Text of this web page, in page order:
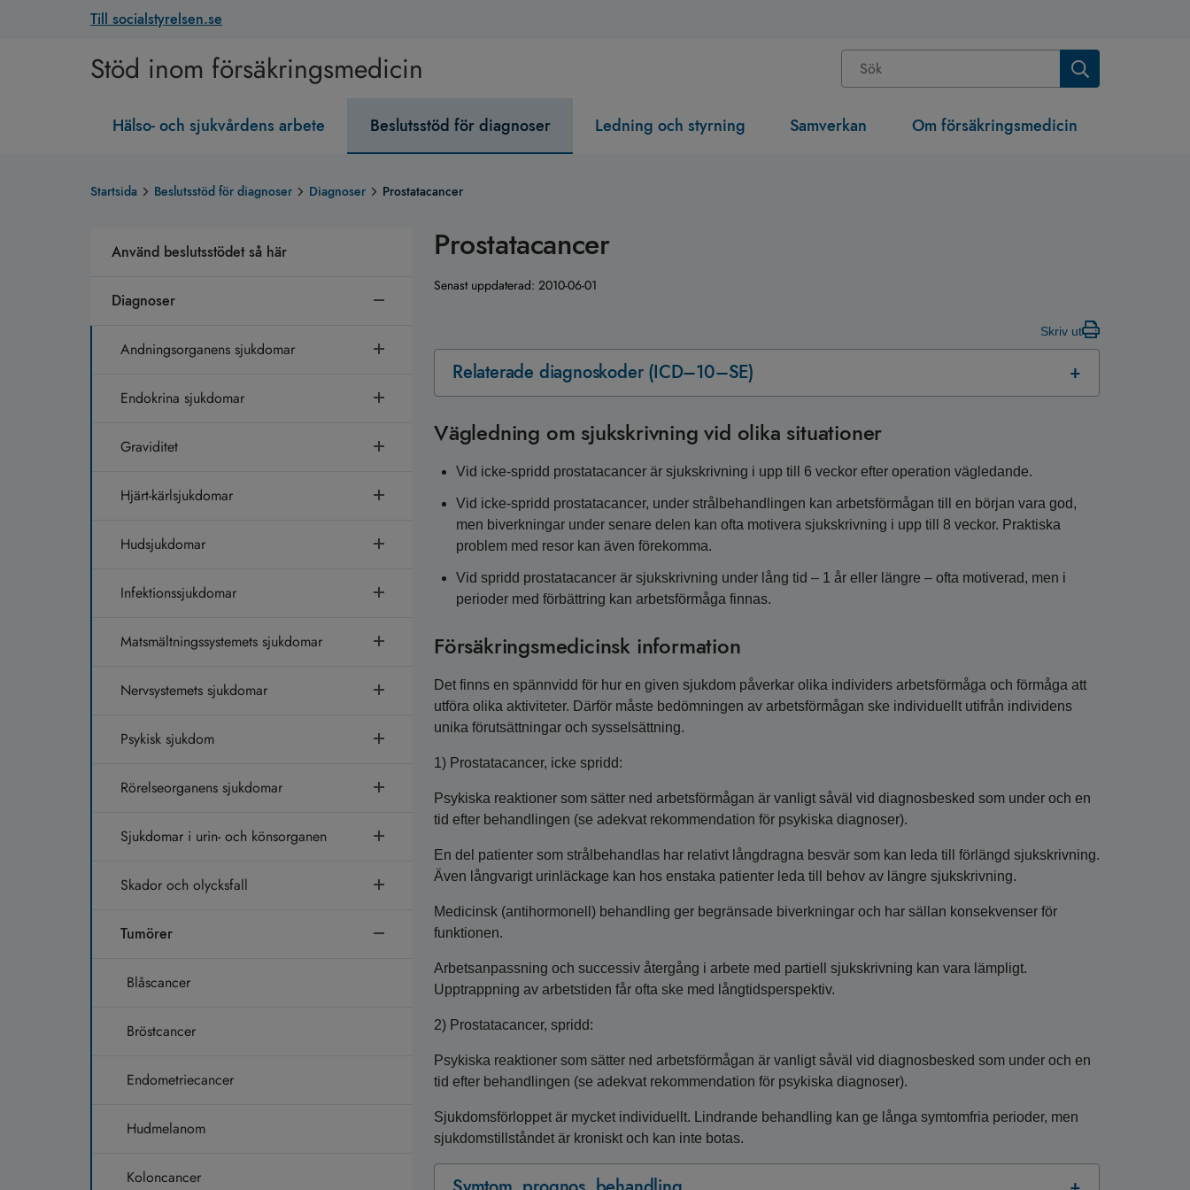
Till socialstyrelsen.se
Stöd inom försäkringsmedicin
Hälso- och sjukvårdens arbete Beslutsstöd för diagnoser Ledning och styrning Samverkan Om försäkringsmedicin
Startsida Beslutsstöd för diagnoser Diagnoser Prostatacancer
Använd beslutsstödet så här
Diagnoser
Andningsorganens sjukdomar
Endokrina sjukdomar
Graviditet
Hjärt-kärlsjukdomar
Hudsjukdomar
Infektionssjukdomar
Matsmältningssystemets sjukdomar
Nervsystemets sjukdomar
Psykisk sjukdom
Rörelseorganens sjukdomar
Sjukdomar i urin- och könsorganen
Skador och olycksfall
Tumörer
Blåscancer
Bröstcancer
Endometriecancer
Hudmelanom
Koloncancer
Prostatacancer
Senast uppdaterad: 2010-06-01
Skriv ut
Relaterade diagnoskoder (ICD–10–SE)
Vägledning om sjukskrivning vid olika situationer
Vid icke-spridd prostatacancer är sjukskrivning i upp till 6 veckor efter operation vägledande.
Vid icke-spridd prostatacancer, under strålbehandlingen kan arbetsförmågan till en början vara god,
men biverkningar under senare delen kan ofta motivera sjukskrivning i upp till 8 veckor. Praktiska
problem med resor kan även förekomma.
Vid spridd prostatacancer är sjukskrivning under lång tid – 1 år eller längre – ofta motiverad, men i
perioder med förbättring kan arbetsförmåga finnas.
Försäkringsmedicinsk information
Det finns en spännvidd för hur en given sjukdom påverkar olika individers arbetsförmåga och förmåga att
utföra olika aktiviteter. Därför måste bedömningen av arbetsförmågan ske individuellt utifrån individens
unika förutsättningar och sysselsättning.
1) Prostatacancer, icke spridd:
Psykiska reaktioner som sätter ned arbetsförmågan är vanligt såväl vid diagnosbesked som under och en
tid efter behandlingen (se adekvat rekommendation för psykiska diagnoser).
En del patienter som strålbehandlas har relativt långdragna besvär som kan leda till förlängd sjukskrivning.
Även långvarigt urinläckage kan hos enstaka patienter leda till behov av längre sjukskrivning.
Medicinsk (antihormonell) behandling ger begränsade biverkningar och har sällan konsekvenser för
funktionen.
Arbetsanpassning och successiv återgång i arbete med partiell sjukskrivning kan vara lämpligt.
Upptrappning av arbetstiden får ofta ske med långtidsperspektiv.
2) Prostatacancer, spridd:
Psykiska reaktioner som sätter ned arbetsförmågan är vanligt såväl vid diagnosbesked som under och en
tid efter behandlingen (se adekvat rekommendation för psykiska diagnoser).
Sjukdomsförloppet är mycket individuellt. Lindrande behandling kan ge långa symtomfria perioder, men
sjukdomstillståndet är kroniskt och kan inte botas.